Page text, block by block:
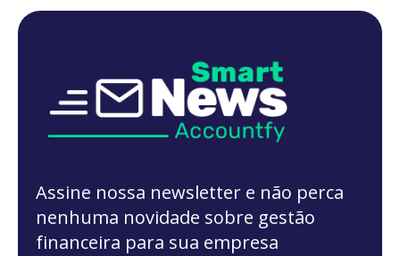
Assine nossa newsletter e não perca
nenhuma novidade sobre gestão
financeira para sua empresa